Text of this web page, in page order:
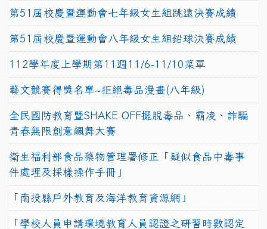
第51屆校慶暨運動會七年級女生組跳遠決賽成績
第51屆校慶暨運動會八年級女生組鉛球決賽成績
112學年度上學期第11週11/6-11/10菜單
藝文競賽得獎名單~拒絕毒品漫畫(八年級)
全民國防教育暨SHAKE OFF擺脫毒品、霸凌、詐騙
青春無限創意飆舞大賽
衛生福利部食品藥物管理署修正「疑似食品中毒事
件處理及採樣操作手冊」
「南投縣戶外教育及海洋教育資源網」
「學校人員申請環境教育人員認證之研習時數認定